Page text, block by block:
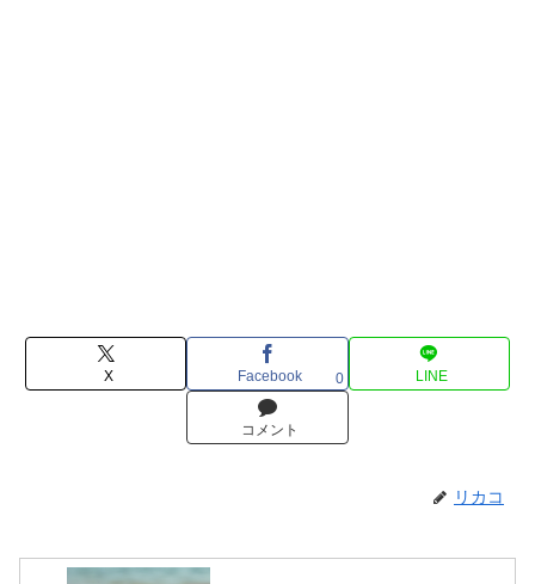
X Facebook 0 LINE
コメント
リカコ